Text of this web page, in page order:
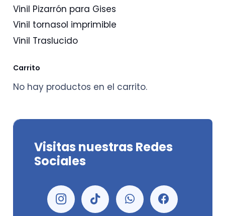
Vinil Pizarrón para Gises
Vinil tornasol imprimible
Vinil Traslucido
Carrito
No hay productos en el carrito.
Visitas nuestras Redes
Sociales